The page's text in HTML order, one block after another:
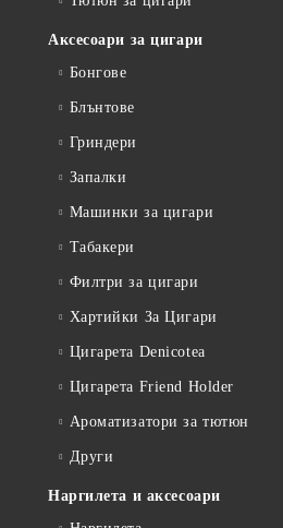
Аксесоари за цигари
Бонгове
Блънтове
Гриндери
Запалки
Машинки за цигари
Табакери
Филтри за цигари
Хартийки За Цигари
Цигарета Denicotea
Цигарета Friend Holder
Ароматизатори за тютюн
Други
Наргилета и аксесоари